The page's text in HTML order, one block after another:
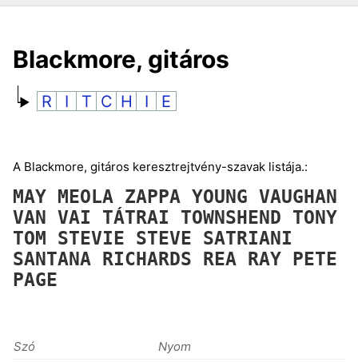
Blackmore, gitáros
R I T C H I E
A Blackmore, gitáros keresztrejtvény-szavak listája.:
MAY MEOLA ZAPPA YOUNG VAUGHAN
VAN VAI TÁTRAI TOWNSHEND TONY
TOM STEVIE STEVE SATRIANI
SANTANA RICHARDS REA RAY PETE
PAGE
Szó Nyom